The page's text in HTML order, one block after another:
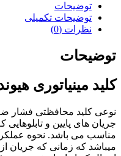
توضیحات
توضیحات تکمیلی
نظرات (0)
توضیحات
کلید مینیاتوری
نوعی کلید محافظتی
جریان های پایین و
مناسب می باشد. نحوه
میباشد که زمانی که جریان